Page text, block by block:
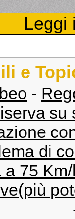
Leggi
e
-
di
a 75